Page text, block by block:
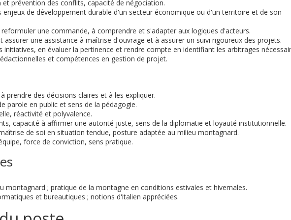
prévention des conflits, capacité de négociation.
enjeux de développement durable d'un secteur économique ou d'un territoire et de son
une commande, à comprendre et s'adapter aux logiques d'acteurs.
assurer une assistance à maîtrise d'ouvrage et à assurer un suivi rigoureux des projets.
initiatives, en évaluer la pertinence et rendre compte en identifiant les arbitrages
et compétences en gestion de projet.
prendre des décisions claires et à les expliquer.
parole en public et sens de la pédagogie.
réactivité et polyvalence.
capacité à affirmer une autorité juste, sens de la diplomatie et loyauté institutionnelle.
de soi en situation tendue, posture adaptée au milieu montagnard.
force de conviction, sens pratique.
montagnard ; pratique de la montagne en conditions estivales et hivernales.
et bureautiques ; notions d'italien appréciées.